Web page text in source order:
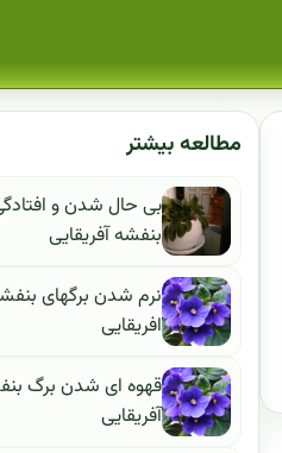
مطالعه بیشتر
بی حال شدن و
بنفشه آفریقایی
نرم شدن برگهای
افریقایی
قهوه ای شدن برگ
آفریقایی